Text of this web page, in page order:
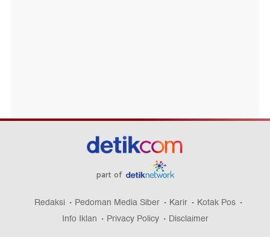
part of
Redaksi Pedoman Media Siber Karir
Kotak Pos
Info Iklan
Privacy Policy Disclaimer